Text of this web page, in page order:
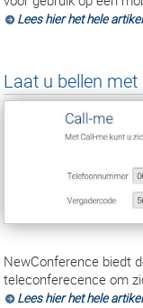
Lees hier het hele artikel
Laat u bellen met
NewConference biedt
teleconferecence om
Lees hier het hele artikel